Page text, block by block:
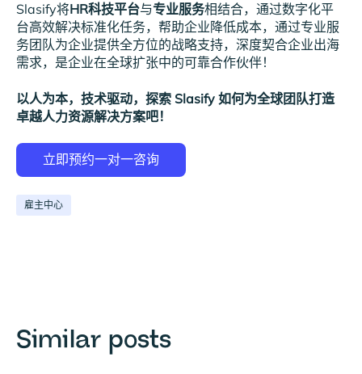
Slasify将HR科技平台与专业服务相结合，通过数字化平
台高效解决标准化任务，帮助企业降低成本，通过专业服
务团队为企业提供全方位的战略支持，深度契合企业出海
需求，是企业在全球扩张中的可靠合作伙伴！
以人为本，技术驱动，探索 Slasify 如何为全球团队打造
卓越人力资源解决方案吧！
雇主中心
Similar posts